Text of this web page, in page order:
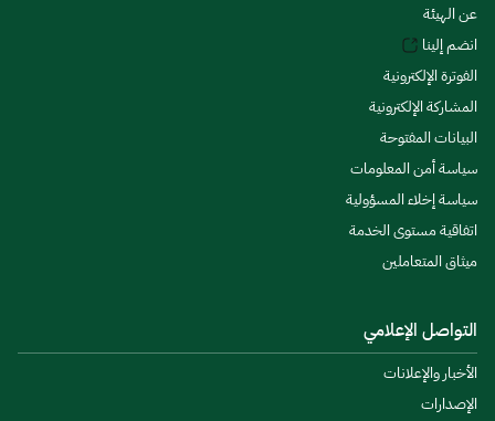
عن الهيئة
انضم إلينا
الفوترة الإلكترونية
المشاركة الإلكترونية
البيانات المفتوحة
سياسة أمن المعلومات
سياسة إخلاء المسؤولية
اتفاقية مستوى الخدمة
ميثاق المتعاملين
التواصل الإعلامي
الأخبار والإعلانات
الإصدارات